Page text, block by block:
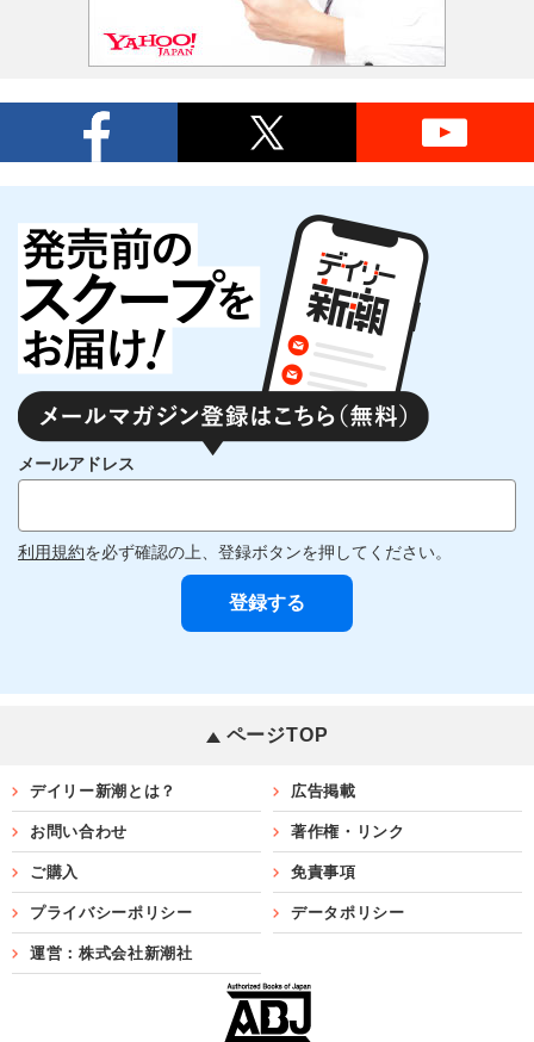
メールアドレス
利用規約を必ず確認の上、登録ボタンを押してください。
ページTOP
デイリー新潮とは？ 広告掲載
お問い合わせ 著作権・リンク
ご購入 免責事項
プライバシーポリシー データポリシー
運営：株式会社新潮社